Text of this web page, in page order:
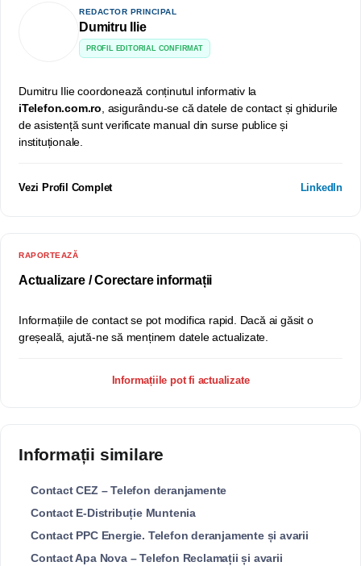
REDACTOR PRINCIPAL
Dumitru Ilie
PROFIL EDITORIAL CONFIRMAT
Dumitru Ilie coordonează conținutul informativ la
iTelefon.com.ro , asigurându-se că datele de contact și ghidurile
de asistență sunt verificate manual din surse publice și
instituționale.
Vezi Profil Complet LinkedIn
RAPORTEAZĂ
Actualizare / Corectare informații
Informațiile de contact se pot modifica rapid. Dacă ai găsit o
greșeală, ajută-ne să menținem datele actualizate.
Informațiile pot fi actualizate
Informații similare
Contact CEZ – Telefon deranjamente
Contact E-Distribuție Muntenia
Contact PPC Energie. Telefon deranjamente și avarii
Contact Apa Nova – Telefon Reclamații și avarii